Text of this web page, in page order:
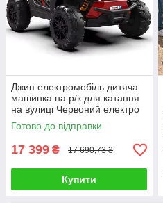
Джип електромобіль дитяча
машинка на р/к для катання
на вулиці Червоний електро
квадроцикл з 2 моторами
65W MP3
Готово до відправки
17 399 ₴ 17 690,73 ₴
Купити